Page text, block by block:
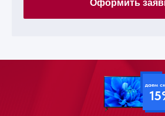
Оформить
даем